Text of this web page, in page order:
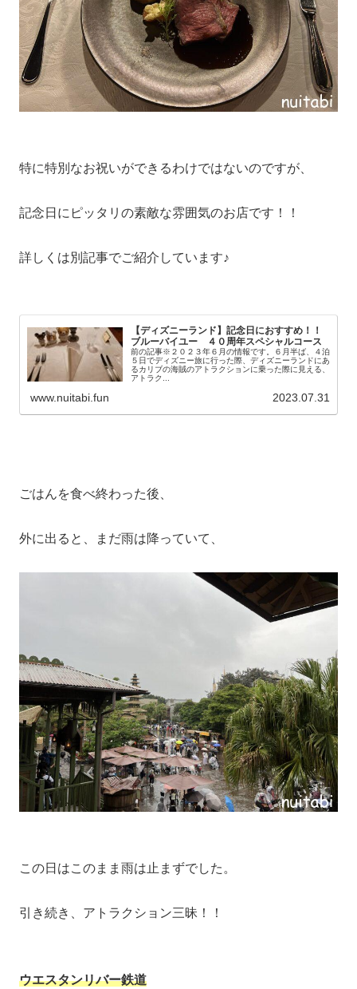
特に特別なお祝いができるわけではないのですが、
記念日にピッタリの素敵な雰囲気のお店です！！
詳しくは別記事でご紹介しています♪
【ディズニーランド】記念日におすすめ！！
ブルーバイユー ４０周年スペシャルコース
前の記事※２０２３年６月の情報です。６月半ば、４泊
５日でディズニー旅に行った際、ディズニーランドにあ
るカリブの海賊のアトラクションに乗った際に見える、
アトラク...
www.nuitabi.fun 2023.07.31
ごはんを食べ終わった後、
外に出ると、まだ雨は降っていて、
この日はこのまま雨は止まずでした。
引き続き、アトラクション三昧！！
ウエスタンリバー鉄道